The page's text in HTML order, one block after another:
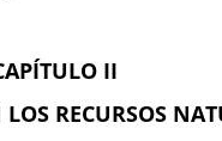
II
RECURSOS